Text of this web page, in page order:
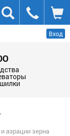
Вход
аэрации зерна